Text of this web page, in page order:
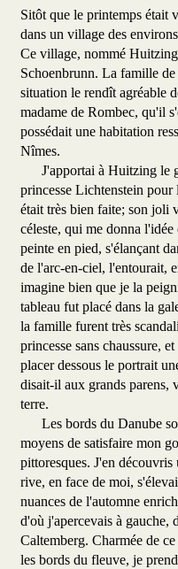
Sitôt que le printemps était
dans un village des
Ce village, nommé
Schoenbrunn. La famille
situation le rendît agréable
madame de Rombec, qu'il
possédait une habitation
Nîmes.
J'apportai à Huitzing le
princesse Lichtenstein pour
était très bien faite; son joli
céleste, qui me donna
peinte en pied, s'élançant
de l'arc-en-ciel, l'entourait,
imagine bien que je la
tableau fut placé dans la
la famille furent très
princesse sans chaussure,
placer dessous le portrait
disait-il aux grands parens,
terre.
Les bords du Danube
moyens de satisfaire mon
pittoresques. J'en
rive, en face de moi,
nuances de l'automne
d'où j'apercevais à gauche,
Caltemberg. Charmée de
les bords du fleuve, je